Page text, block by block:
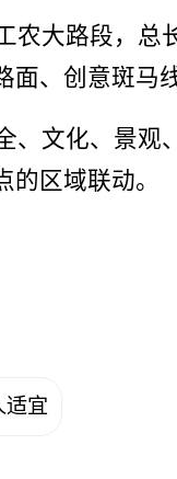
农大路段，
、创意斑马
、文化、景
区域联动。
适宜